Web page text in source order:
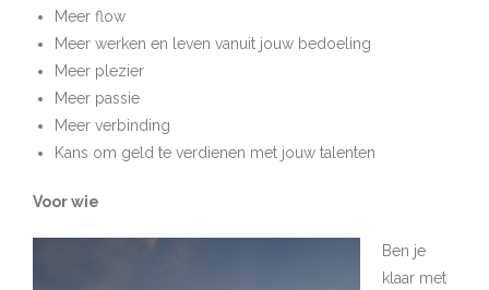
Meer flow
Meer werken en leven vanuit jouw bedoeling
Meer plezier
Meer passie
Meer verbinding
Kans om geld te verdienen met jouw talenten
Voor wie
Ben je
klaar met